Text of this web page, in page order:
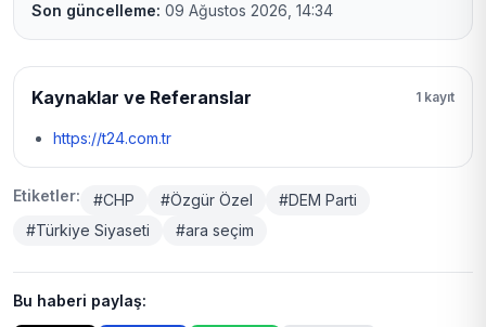
Son güncelleme: 09 Ağustos 2026, 14:34
Kaynaklar ve Referanslar 1 kayıt
https://t24.com.tr
Etiketler: #CHP #Özgür Özel
#DEM Parti
#Türkiye Siyaseti
#ara seçim
Bu haberi paylaş: